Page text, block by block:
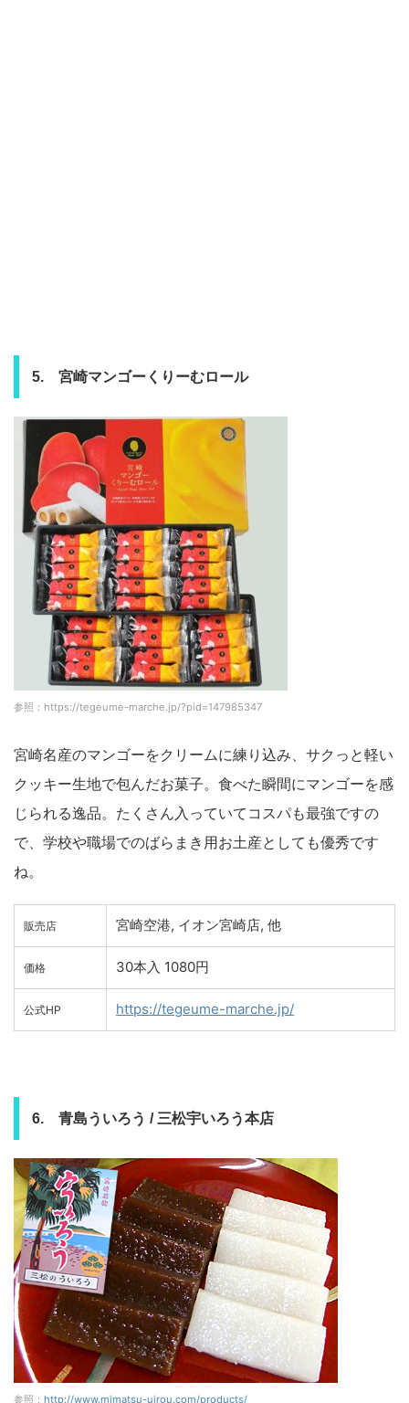
5. 宮崎マンゴーくりーむロール
参照：https://tegeume-marche.jp/?pid=147985347
宮崎名産のマンゴーをクリームに練り込み、サクっと軽い
クッキー生地で包んだお菓子。食べた瞬間にマンゴーを感
じられる逸品。たくさん入っていてコスパも最強ですの
で、学校や職場でのばらまき用お土産としても優秀です
ね。
販売店 宮崎空港, イオン宮崎店, 他
価格 30本入 1080円
公式HP https://tegeume-marche.jp/
6. 青島ういろう / 三松宇いろう本店
参照： http://www.mimatsu-uirou.com/products/